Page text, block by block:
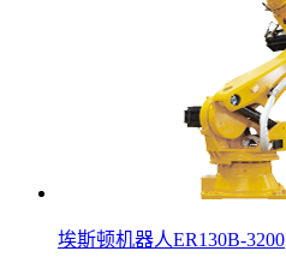
埃斯顿机器人ER130B-3200